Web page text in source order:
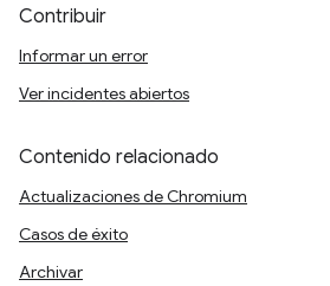
Contribuir
Informar un error
Ver incidentes abiertos
Contenido relacionado
Actualizaciones de Chromium
Casos de éxito
Archivar